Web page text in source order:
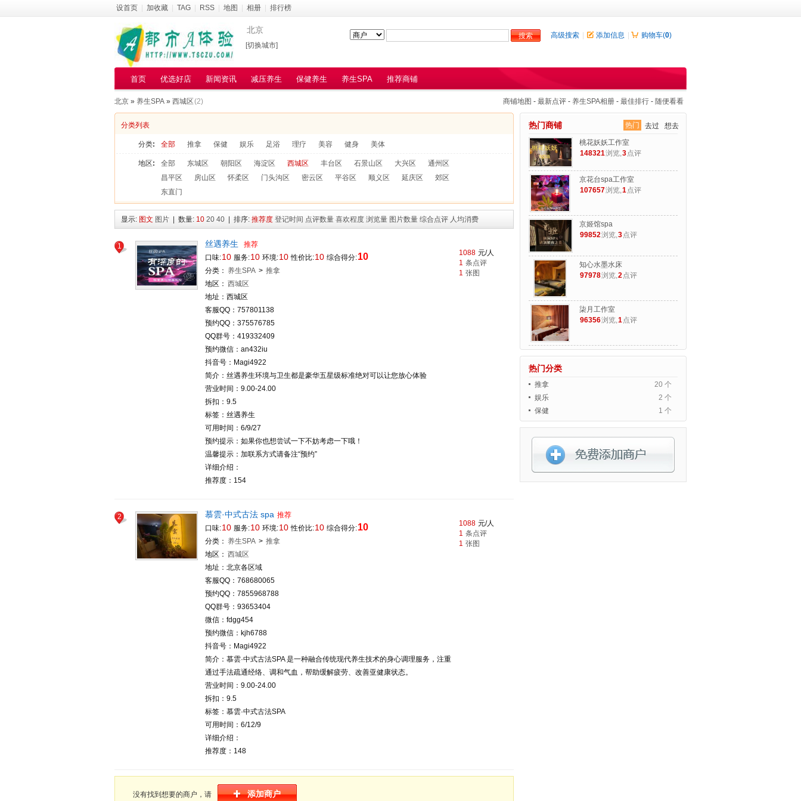
设首页 加收藏 TAG RSS 地图 相册 排行榜
北京
[切换城市]
高级搜索 添加信息 购物车(0)
首页 优选好店 新闻资讯 减压养生 保健养生 养生SPA 推荐商铺
商铺地图 - 最新点评 - 养生SPA相册 - 最佳排行 - 随便看看
北京 » 养生SPA » 西城区(2)
分类列表
分类: 全部 推拿 保健 娱乐 足浴 理疗 美容 健身 美体
地区: 全部 东城区 朝阳区 海淀区 西城区 丰台区 石景山区 大兴区
通州区
昌平区
房山区 怀柔区 门头沟区 密云区 平谷区 顺义区 延庆区
郊区
东直门
显示: 图文 图片 | 数量: 10 20 40 | 排序: 推荐度 登记时间 点评数量 喜欢程度 浏览量 图片数量 综合点评 人均消费
1 丝遇养生
推荐
口味:10 服务:10 环境:10 性价比:10 综合得分:10
分类： 养生SPA > 推拿
地区： 西城区
地址：西城区
客服QQ：757801138
预约QQ：375576785
QQ群号：419332409
预约微信：an432iu
抖音号：Magi4922
简介：丝遇养生环境与卫生都是豪华五星级标准绝对可以让您放心体验
营业时间：9.00-24.00
拆扣：9.5
标签：丝遇养生
可用时间：6/9/27
预约提示：如果你也想尝试一下不妨考虑一下哦！
温馨提示：加联系方式请备注“预约”
详细介绍：
推荐度：154
1088 元/人
1 条点评
1 张图
2 慕雲·中式古法 spa 推荐
口味:10 服务:10 环境:10 性价比:10 综合得分:10
分类： 养生SPA > 推拿
地区： 西城区
地址：北京各区域
客服QQ：768680065
预约QQ：7855968788
QQ群号：93653404
微信：fdgg454
预约微信：kjh6788
抖音号：Magi4922
简介：慕雲·中式古法SPA‌ 是一种融合传统现代养生技术的身心调理服务，注重
通过手法疏通经络、调和气血，帮助缓解疲劳、改善亚健康状态。
营业时间：9.00-24.00
拆扣：9.5
标签：慕雲·中式古法SPA‌
可用时间：6/12/9
详细介绍：
推荐度：148
1088 元/人
1 条点评
1 张图
没有找到想要的商户，请 添加商户
热门 去过 想去
热门商铺
桃花妖妖工作室
148321浏览,3点评
京花台spa工作室
107657浏览,1点评
京姬馆spa
99852浏览,3点评
知心水墨水床
97978浏览, 2 点评
柒月工作室
96356浏览, 1 点评
热门分类
20 个
推拿
2 个
娱乐
1 个
保健